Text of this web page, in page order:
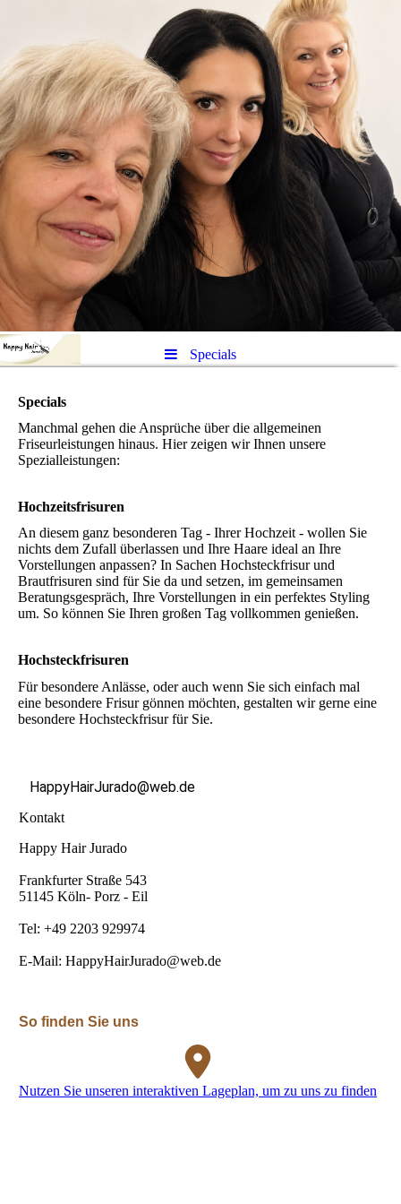
Specials
Specials
Manchmal gehen die Ansprüche über die allgemeinen
Friseurleistungen hinaus. Hier zeigen wir Ihnen unsere
Spezialleistungen:
Hochzeitsfrisuren
An diesem ganz besonderen Tag - Ihrer Hochzeit - wollen Sie
nichts dem Zufall überlassen und Ihre Haare ideal an Ihre
Vorstellungen anpassen? In Sachen Hochsteckfrisur und
Brautfrisuren sind für Sie da und setzen, im gemeinsamen
Beratungsgespräch, Ihre Vorstellungen in ein perfektes Styling
um. So können Sie Ihren großen Tag vollkommen genießen.
Hochsteckfrisuren
Für besondere Anlässe, oder auch wenn Sie sich einfach mal
eine besondere Frisur gönnen möchten, gestalten wir gerne eine
besondere Hochsteckfrisur für Sie.
HappyHairJurado@web.de
Kontakt
Happy Hair Jurado
Frankfurter Straße 543
51145 Köln- Porz - Eil
Tel: +49 2203 929974
E-Mail: HappyHairJurado@web.de
So finden Sie uns
Nutzen Sie unseren interaktiven Lageplan, um zu uns zu finden